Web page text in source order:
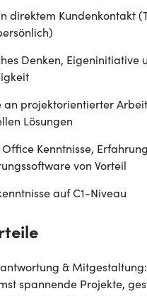
direktem Kundenkontakt
Denken, Eigeninitiative
an projektorientierter
Lösungen
Office Kenntnisse,
von Vorteil
auf C1-Niveau
&
spannende Projekte,